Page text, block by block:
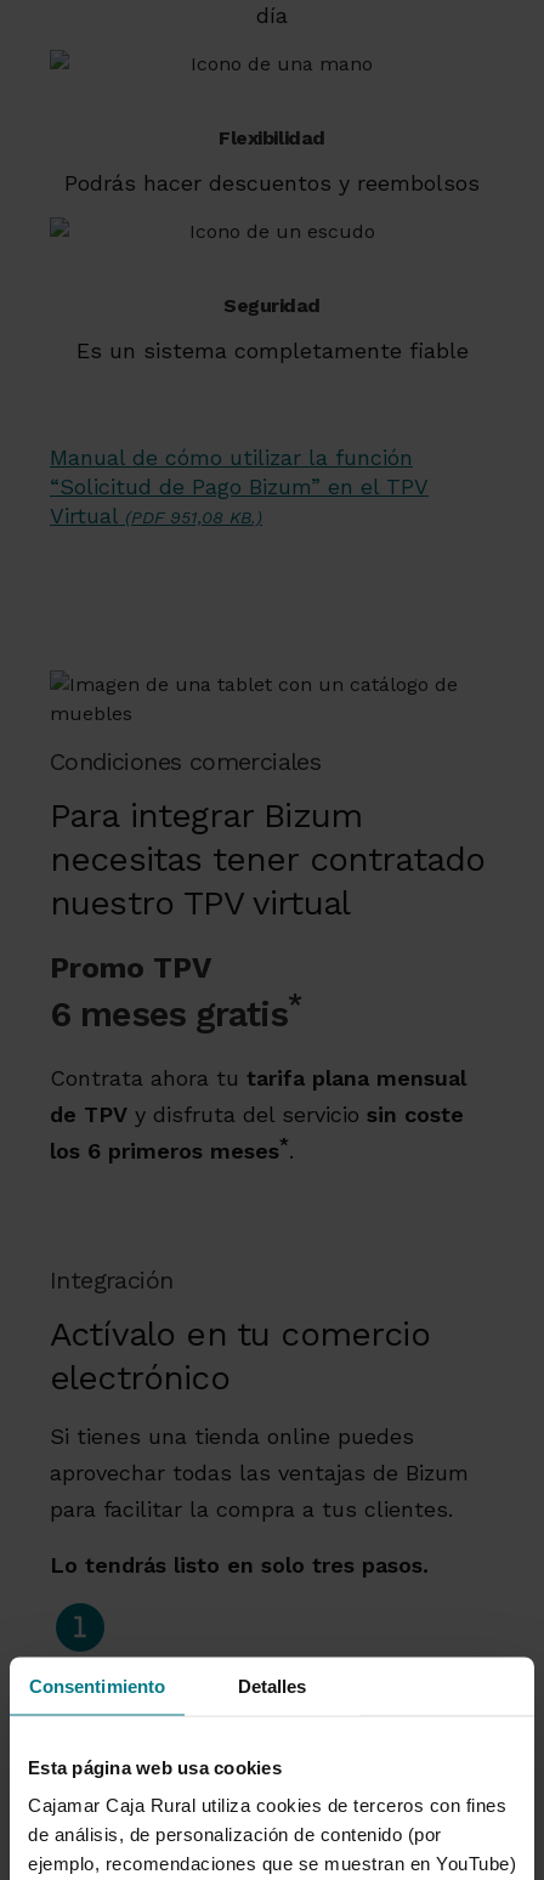
Consentimiento Detalles
Esta página web usa cookies
Cajamar Caja Rural utiliza cookies de terceros con fines
de análisis, de personalización de contenido (por
ejemplo, recomendaciones que se muestran en YouTube)
día
Flexibilidad
Podrás hacer descuentos y reembolsos
Seguridad
Es un sistema completamente fiable
Manual de cómo utilizar la función
“Solicitud de Pago Bizum” en el TPV
Virtual (PDF 951,08 KB.)
Condiciones comerciales
Para integrar Bizum
necesitas tener contratado
nuestro TPV virtual
Promo TPV
6 meses gratis*
Contrata ahora tu tarifa plana mensual
de TPV y disfruta del servicio sin coste
los 6 primeros meses*.
Integración
Actívalo en tu comercio
electrónico
Si tienes una tienda online puedes
aprovechar todas las ventajas de Bizum
para facilitar la compra a tus clientes.
Lo tendrás listo en solo tres pasos.
1
2
Integra Bizum a tu pasarela de pagos
3